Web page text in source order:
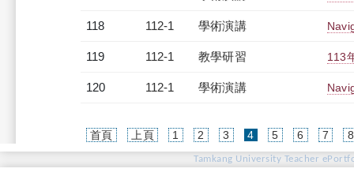
118 112-1 學術演講
119 112-1 教學研習 113
120 112-1 學術演講
首頁 上頁 1 2 3 4(current)
5 6 7 8
Tamkang University Teacher